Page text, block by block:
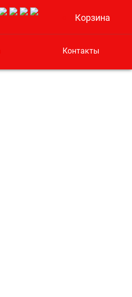
Корзина
Контакты